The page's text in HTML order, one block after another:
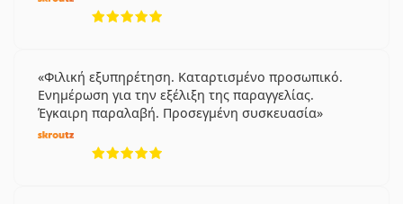
Φιλική εξυπηρέτηση. Καταρτισμένο προσωπικό.
Ενημέρωση για την εξέλιξη της παραγγελίας.
Έγκαιρη παραλαβή. Προσεγμένη συσκευασία